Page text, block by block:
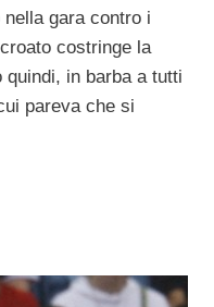
gara contro i
costringe la
in barba a tutti
pareva che si